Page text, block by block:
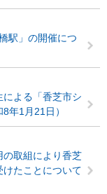
駅」の開催につ
よる「香芝市シ
年1月21日）
の取組により香芝
たことについて